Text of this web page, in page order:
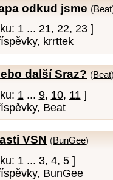
odkud jsme (Beat
1... 21, 22, 23]
krrttek
další Sraz? (Beat)
1 ... 9, 10, 11 ]
Beat
VSN (BunGee)
1 ... 3, 4, 5]
BunGee